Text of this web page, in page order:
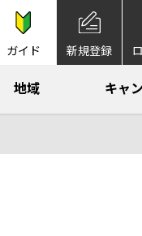
ガイド 新規登録
地域 キャ